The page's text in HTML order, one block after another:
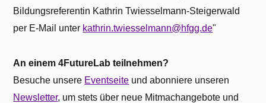
Bildungsreferentin Kathrin Twiesselmann-Steigerwald
per E-Mail unter kathrin.twiesselmann@hfgg.de"
An einem 4FutureLab teilnehmen?
Besuche unsere Eventseite und abonniere unseren
Newsletter, um stets über neue Mitmachangebote und